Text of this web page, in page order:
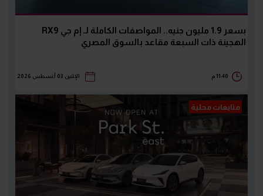
بسعر 1.9 مليون جنيه.. المواصفات الكاملة لـ إم جي RX9
الهجينة ذات السبعة مقاعد بالسوق المصري
11:40 م الإثنين 03 أغسطس 2026
متابعات محلية